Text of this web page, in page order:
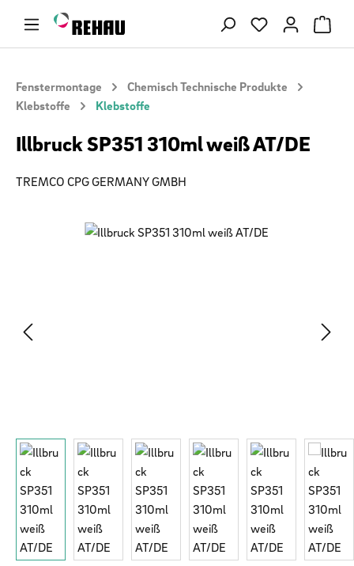
Zum Hauptinhalt springen Du hast 0
Fenstermontage
Chemisch Technische Produkte
Klebstoffe
Klebstoffe
Illbruck SP351 310ml weiß AT/DE
TREMCO CPG GERMANY GMBH
Bildergalerie überspringen